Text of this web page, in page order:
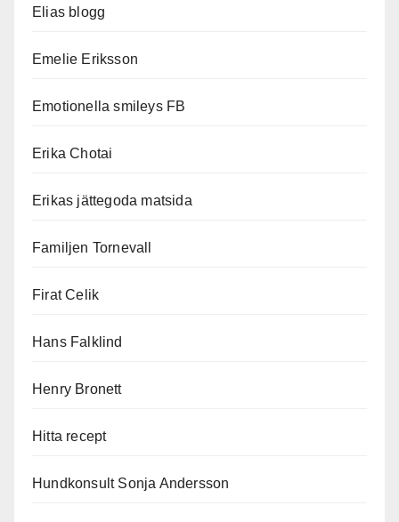
Elias blogg
Emelie Eriksson
Emotionella smileys FB
Erika Chotai
Erikas jättegoda matsida
Familjen Tornevall
Firat Celik
Hans Falklind
Henry Bronett
Hitta recept
Hundkonsult Sonja Andersson